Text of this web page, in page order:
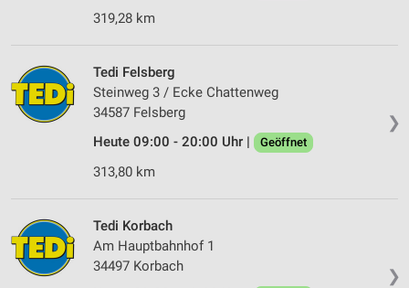
319,28 km
❯
Tedi Felsberg
Steinweg 3 / Ecke Chattenweg
34587 Felsberg
Heute 09:00 - 20:00 Uhr |
Geöffnet
313,80 km
❯
Tedi Korbach
Am Hauptbahnhof 1
34497 Korbach